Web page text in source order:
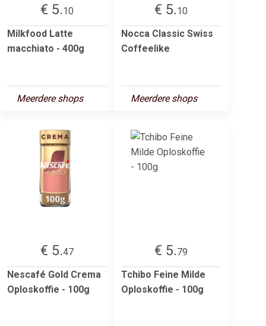
€ 5.10
Milkfood Latte
macchiato - 400g
Meerdere shops
€ 5.10
Nocca Classic Swiss
Coffeelike
Meerdere shops
€ 5.47
Nescafé Gold Crema
Oploskoffie - 100g
€ 5.79
Tchibo Feine Milde
Oploskoffie - 100g